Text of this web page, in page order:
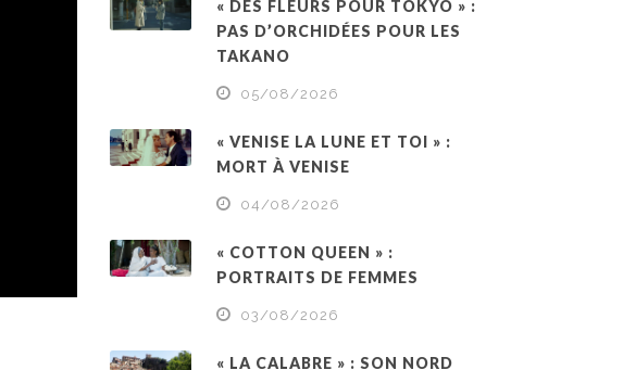
« DES FLEURS POUR TOKYO » :
PAS D’ORCHIDÉES POUR LES
TAKANO
05/08/2026
« VENISE LA LUNE ET TOI » :
MORT À VENISE
04/08/2026
« COTTON QUEEN » :
PORTRAITS DE FEMMES
03/08/2026
« LA CALABRE » : SON NORD